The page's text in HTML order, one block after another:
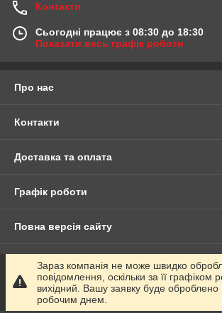
Контакти
Сьогодні працює з 08:30 до 18:30
Показати весь графік роботи
Про нас
Контакти
Доставка та оплата
Графік роботи
Повна версія сайту
Сайт створено на маркетплейсі Prom.ua
Політика конфіденційності
Зараз компанія не може швидко
повідомлення, оскільки за її графіком
вихідний. Вашу заявку буде
робочим днем.